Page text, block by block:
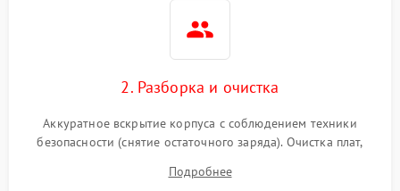
2. Разборка и очистка
Аккуратное вскрытие корпуса с соблюдением техники
безопасности (снятие остаточного заряда). Очистка плат,
и кистей для предотвращения перегрева и замыканий.
Подробнее